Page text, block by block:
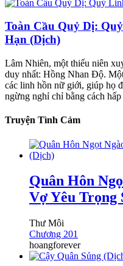
Toàn Cầu Quỷ Dị:
Hạn (Dịch)
Lâm Nhiên, một thiếu niên
duy nhất: Hồng Nhan Độ.
các linh hồn nữ giới, giúp họ
ngừng nghỉ chỉ bằng cách
Truyện Tình Cảm
Quân Hôn
Vợ Yêu Trọng
Thư Môi
Chương 201
hoangforever